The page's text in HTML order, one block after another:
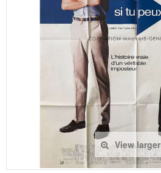
View larger